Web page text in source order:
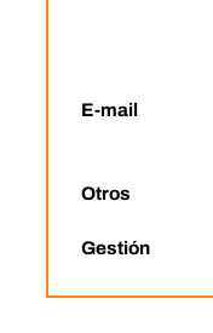
E-mail
Otros
Gestión